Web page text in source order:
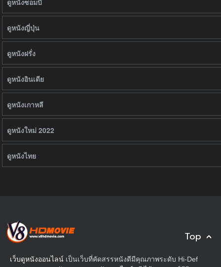
ดูหนังซอมบี้
ดูหนังญี่ปุ่น
ดูหนังฝรั่ง
ดูหนังอินเดีย
ดูหนังเกาหลี
ดูหนังใหม่ 2022
ดูหนังไทย
Top
เว็บดูหนังออนไลน์ เป็นเว็บที่คัดสรรหนังดีมีคุณภาพระดับ Hi-Def